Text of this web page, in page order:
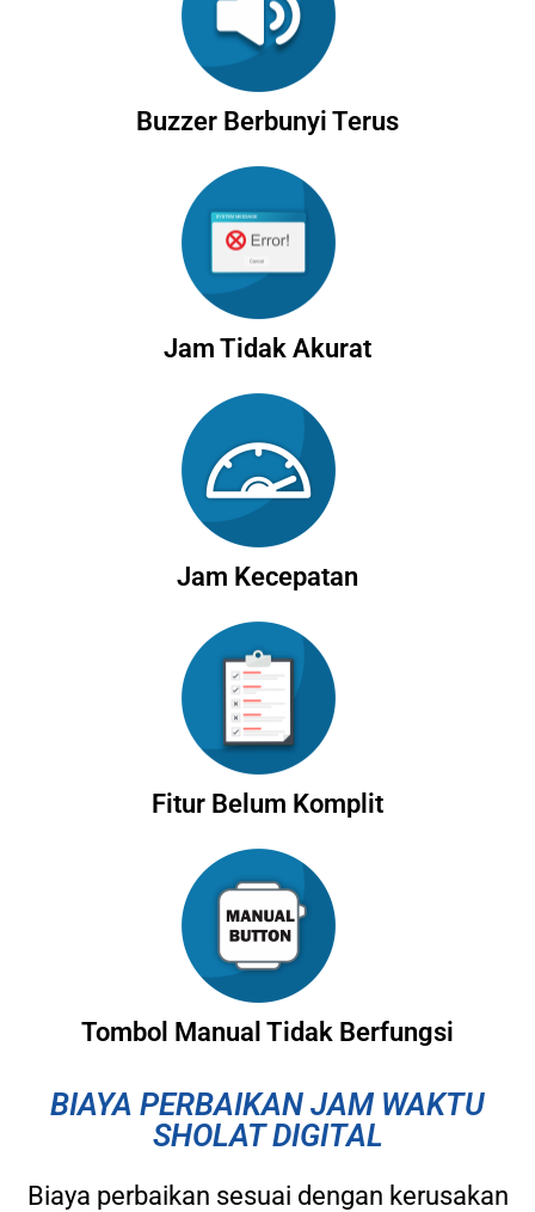
Buzzer Berbunyi Terus
Jam Tidak Akurat
Jam Kecepatan
Fitur Belum Komplit
Tombol Manual Tidak Berfungsi
BIAYA PERBAIKAN JAM WAKTU
SHOLAT DIGITAL
Biaya perbaikan sesuai dengan kerusakan